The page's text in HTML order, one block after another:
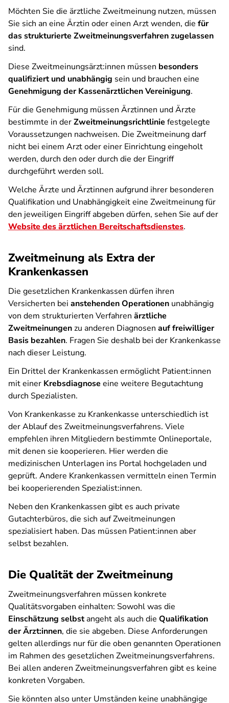
Möchten Sie die ärztliche Zweitmeinung nutzen, müssen
Sie sich an eine Ärztin oder einen Arzt wenden, die für
das strukturierte Zweitmeinungsverfahren zugelassen
sind.
Diese Zweitmeinungsärzt:innen müssen besonders
qualifiziert und unabhängig sein und brauchen eine
Genehmigung der Kassenärztlichen Vereinigung.
Für die Genehmigung müssen Ärztinnen und Ärzte
bestimmte in derZweitmeinungsrichtlinie festgelegte
Voraussetzungen nachweisen. Die Zweitmeinung darf
nicht bei einem Arzt oder einer Einrichtung eingeholt
werden, durch den oder durch die der Eingriff
durchgeführt werden soll.
Welche Ärzte und Ärztinnen aufgrund ihrer besonderen
Qualifikation und Unabhängigkeit eine Zweitmeinung für
den jeweiligen Eingriff abgeben dürfen, sehen Sie auf der
Website des ärztlichen Bereitschaftsdienstes.
Zweitmeinung als Extra der
Krankenkassen
Die gesetzlichen Krankenkassen dürfen ihren
Versicherten bei anstehenden Operationen unabhängig
von dem strukturierten Verfahren ärztliche
Zweitmeinungenzu anderen Diagnosen auf freiwilliger
Basis bezahlen. Fragen Sie deshalb bei der Krankenkasse
nach dieser Leistung.
Ein Drittel der Krankenkassen ermöglicht Patient:innen
mit einer Krebsdiagnose eine weitere Begutachtung
durch Spezialisten.
Von Krankenkasse zu Krankenkasse unterschiedlich ist
der Ablauf des Zweitmeinungsverfahrens. Viele
empfehlen ihren Mitgliedern bestimmte Onlineportale,
mit denen sie kooperieren. Hier werden die
medizinischen Unterlagen ins Portal hochgeladen und
geprüft. Andere Krankenkassen vermitteln einen Termin
bei kooperierenden Spezialist:innen.
Neben den Krankenkassen gibt es auch private
Gutachterbüros, die sich auf Zweitmeinungen
spezialisiert haben. Das müssen Patient:innen aber
selbst bezahlen.
Die Qualität der Zweitmeinung
Zweitmeinungsverfahren müssen konkrete
Qualitätsvorgaben einhalten: Sowohl was die
Einschätzung selbstangeht als auch die Qualifikation
der Ärzt:innen, die sie abgeben. Diese Anforderungen
gelten allerdings nur für die oben genannten Operationen
im Rahmen des gesetzlichen Zweitmeinungsverfahrens.
Bei allen anderen Zweitmeinungsverfahren gibt es keine
konkreten Vorgaben.
Sie könnten also unter Umständen keine unabhängige